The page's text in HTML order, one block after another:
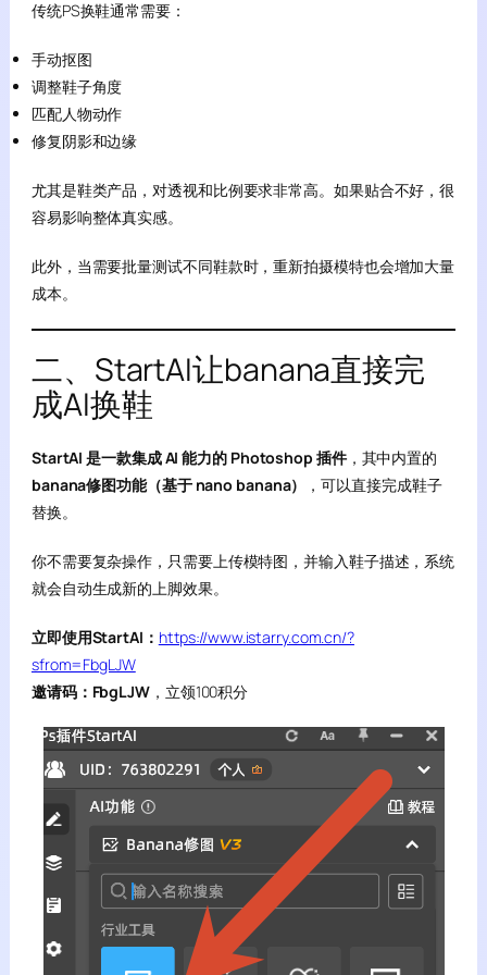
传统PS换鞋通常需要：
手动抠图
调整鞋子角度
匹配人物动作
修复阴影和边缘
尤其是鞋类产品，对透视和比例要求非常高。如果贴合不好，很
容易影响整体真实感。
此外，当需要批量测试不同鞋款时，重新拍摄模特也会增加大量
成本。
二、StartAI让banana直接完
成AI换鞋
StartAI 是一款集成 AI 能力的 Photoshop 插件，其中内置的
banana修图功能（基于 nano banana）
，可以直接完成鞋子
替换。
你不需要复杂操作，只需要上传模特图，并输入鞋子描述，系统
就会自动生成新的上脚效果。
立即使用StartAI： https://www.istarry.com.cn/?
sfrom=FbgLJW
邀请码：FbgLJW，立领100积分